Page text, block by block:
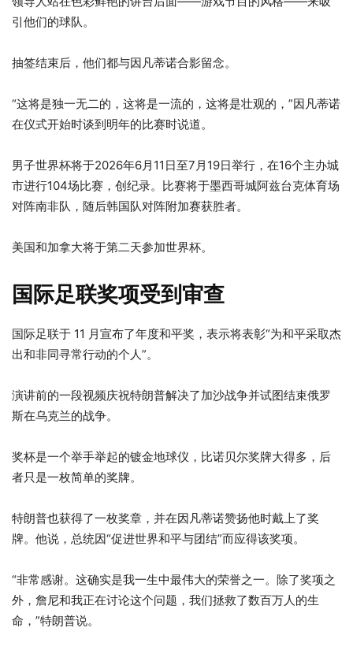
引他们的球队。
抽签结束后，他们都与因凡蒂诺合影留念。
“这将是独一无二的，这将是一流的，这将是壮观的，”因凡蒂诺
在仪式开始时谈到明年的比赛时说道。
男子世界杯将于2026年6月11日至7月19日举行，在16个主办城
市进行104场比赛，创纪录。比赛将于墨西哥城阿兹台克体育场
对阵南非队，随后韩国队对阵附加赛获胜者。
美国和加拿大将于第二天参加世界杯。
国际足联奖项受到审查
国际足联于 11 月宣布了年度和平奖，表示将表彰“为和平采取杰
出和非同寻常行动的个人”。
演讲前的一段视频庆祝特朗普解决了加沙战争并试图结束俄罗
斯在乌克兰的战争。
奖杯是一个举手举起的镀金地球仪，比诺贝尔奖牌大得多，后
者只是一枚简单的奖牌。
特朗普也获得了一枚奖章，并在因凡蒂诺赞扬他时戴上了奖
牌。他说，总统因“促进世界和平与团结”而应得该奖项。
“非常感谢。这确实是我一生中最伟大的荣誉之一。除了奖项之
外，詹尼和我正在讨论这个问题，我们拯救了数百万人的生
命，”特朗普说。